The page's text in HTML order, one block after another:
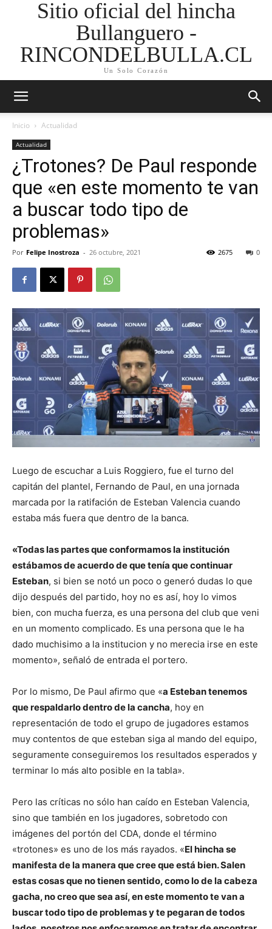
Sitio oficial del hincha
Bullanguero -
RINCONDELBULLA.CL
Un Solo Corazón
Inicio Actualidad
Actualidad
¿Trotones? De Paul responde
que «en este momento te van
a buscar todo tipo de
problemas»
Por Felipe Inostroza - 26 octubre, 2021 0
2675
Luego de escuchar a Luis Roggiero, fue el turno del
capitán del plantel, Fernando de Paul, en una jornada
marcada por la ratifación de Esteban Valencia cuando
estaba más fuera que dentro de la banca.
«Todas las partes que conformamos la institución
estábamos de acuerdo de que tenía que continuar
Esteban, si bien se notó un poco o generó dudas lo que
dijo después del partido, hoy no es así, hoy lo vimos
bien, con mucha fuerza, es una persona del club que veni
en un momento complicado. Es una persona que le ha
dado muchisimo a la institucion y no merecia irse en este
momento», señaló de entrada el portero.
Por lo mismo, De Paul afirmo que «a Esteban tenemos
que respaldarlo dentro de la cancha, hoy en
representación de todo el grupo de jugadores estamos
muy contentos de que esteban siga al mando del equipo,
seguramente conseguiremos los resultados esperados y
terminar lo más alto posible en la tabla».
Pero las críticas no sólo han caído en Esteban Valencia,
sino que también en los jugadores, sobretodo con
imágenes del portón del CDA, donde el término
«trotones» es uno de los más rayados. «El hincha se
manifesta de la manera que cree que está bien. Salen
estas cosas que no tienen sentido, como lo de la cabeza
gacha, no creo que sea así, en este momento te van a
buscar todo tipo de problemas y te pegaran de todos